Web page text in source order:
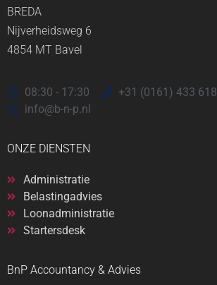
BREDA
Nijverheidsweg 6
4854 MT Bavel
08:30 - 17:30
+31 (0161) 433 618
info@b-n-p.nl
ONZE DIENSTEN
Administratie
Belastingadvies
Loonadministratie
Startersdesk
BnP Accountancy & Advies